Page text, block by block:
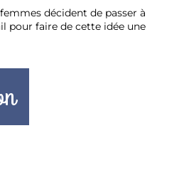
décident de passer à
pour faire de cette idée une